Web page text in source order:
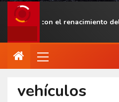
con el renacimiento del Comité
vehículos